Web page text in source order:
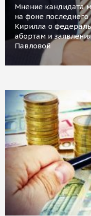
Мнение кандидата
на фоне
Кирилла о
абортам и
Павловой